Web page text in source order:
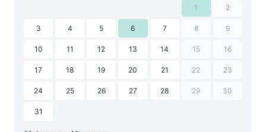
1 2
3 4 5 6 7 8 9
10 11 12 13 14 15 16
17 18 19 20 21 22 23
24 25 26 27 28 29 30
31